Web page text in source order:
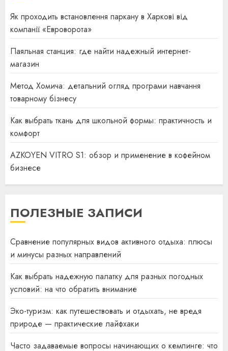
Як проходить встановлення паркану в Харкові від
компанії «Евроворота»
Паяльная станция: где найти надежный интернет-
магазин
Метод Хомича: детальний огляд програми навчання
товарному бізнесу
Как выбрать ткань для школьной формы: практичность и
комфорт
AZKOYEN VITRO S1: обзор и применение в кофейном
бизнесе
ПОЛЕЗНЫЕ ЗАПИСИ
Сравнение популярных видов активного отдыха: плюсы
и минусы разных направлений
Как выбрать надежную палатку для разных погодных
условий: на что обратить внимание
Эко-туризм: как путешествовать и отдыхать, не вредя
природе — практические лайфхаки
Часто задаваемые вопросы начинающих о кемпинге: что